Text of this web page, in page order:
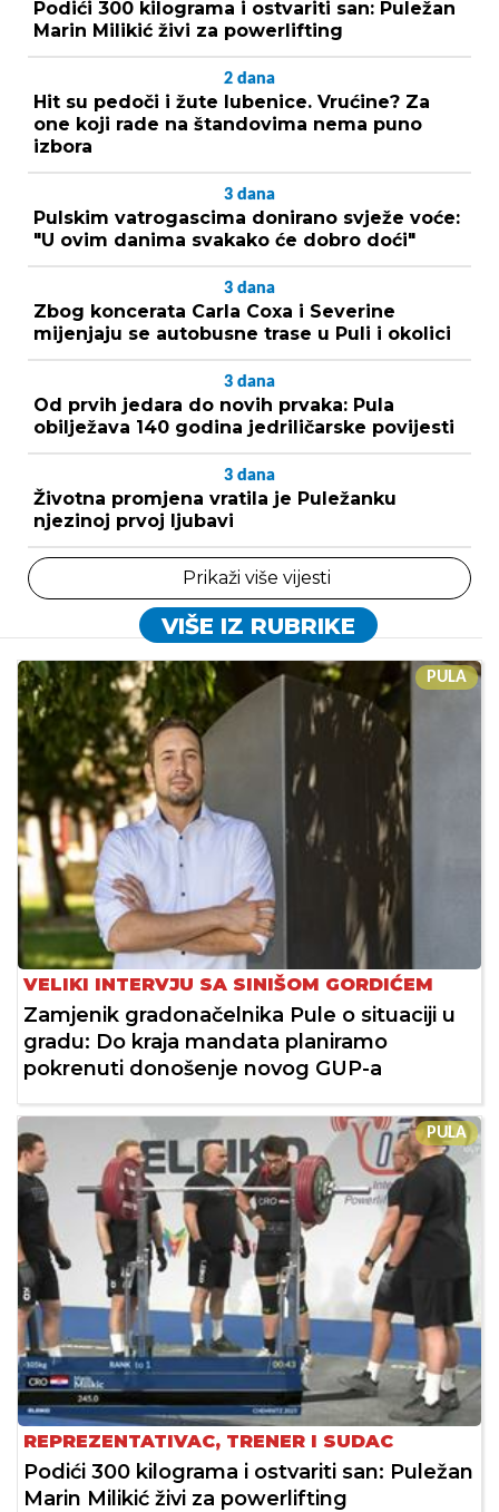
Podići 300 kilograma i ostvariti san: Puležan
Marin Milikić živi za powerlifting
2 dana
Hit su pedoči i žute lubenice. Vrućine? Za
one koji rade na štandovima nema puno
izbora
3 dana
Pulskim vatrogascima donirano svježe voće:
"U ovim danima svakako će dobro doći"
3 dana
Zbog koncerata Carla Coxa i Severine
mijenjaju se autobusne trase u Puli i okolici
3 dana
Od prvih jedara do novih prvaka: Pula
obilježava 140 godina jedriličarske povijesti
3 dana
Životna promjena vratila je Puležanku
njezinoj prvoj ljubavi
Prikaži više vijesti
VIŠE IZ RUBRIKE
PULA
VELIKI INTERVJU SA SINIŠOM GORDIĆEM
Zamjenik gradonačelnika Pule o situaciji u
gradu: Do kraja mandata planiramo
pokrenuti donošenje novog GUP-a
PULA
REPREZENTATIVAC, TRENER I SUDAC
Podići 300 kilograma i ostvariti san: Puležan
Marin Milikić živi za powerlifting